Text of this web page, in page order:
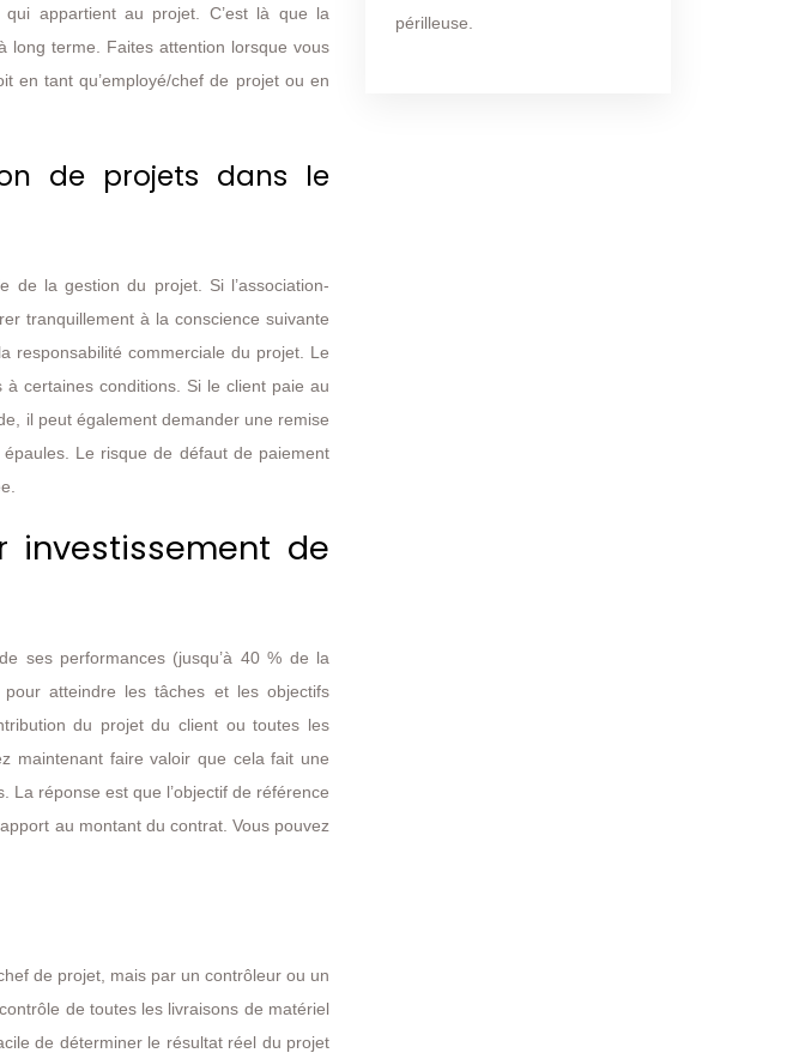
appartient au projet. C’est là que la
long terme. Faites attention lorsque vous
en tant qu’employé/chef de projet ou en
de projets dans le
la gestion du projet. Si l’association-
tranquillement à la conscience suivante
responsabilité commerciale du projet. Le
certaines conditions. Si le client paie au
il peut également demander une remise
Le risque de défaut de paiement
investissement de
ses performances (jusqu’à 40 % de la
atteindre les tâches et les objectifs
du projet du client ou toutes les
maintenant faire valoir que cela fait une
La réponse est que l’objectif de référence
au montant du contrat. Vous pouvez
de projet, mais par un contrôleur ou un
de toutes les livraisons de matériel
de déterminer le résultat réel du projet
périlleuse.